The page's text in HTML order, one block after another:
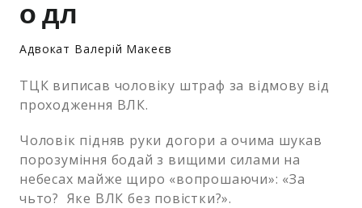
о дл
Адвокат Валерій Макеєв
ТЦК виписав чоловіку штраф за відмову від
проходження ВЛК.
Чоловік підняв руки догори а очима шукав
порозуміння бодай з вищими силами на
небесах майже щиро «вопрошаючи»: «За
чьто? Яке ВЛК без повістки?».